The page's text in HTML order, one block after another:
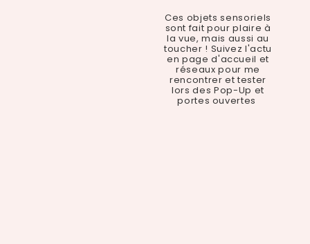
Ces objets sensoriels
sont fait pour plaire à
la vue, mais aussi au
toucher ! Suivez l'actu
en page d'accueil et
réseaux pour me
rencontrer et tester
lors des Pop-Up et
portes ouvertes